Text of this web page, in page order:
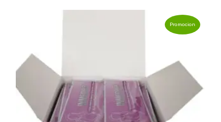
Promocion